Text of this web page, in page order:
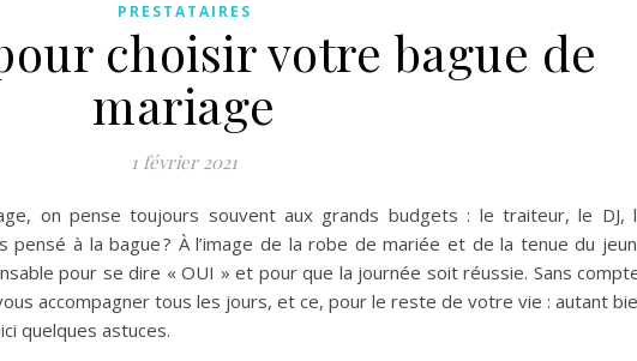
PRESTATAIRES
choisir votre bague de
mariage
1 février 2021
on pense toujours souvent aux grands budgets : le traiteur, le DJ,
pensé à la bague ? À l’image de la robe de mariée et de la tenue du
pour se dire « OUI » et pour que la journée soit réussie. Sans
accompagner tous les jours, et ce, pour le reste de votre vie : autant
quelques astuces.